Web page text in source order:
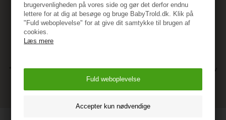
brugervenligheden på vores side og gør det derfor endnu
lettere for at dig at besøge og bruge BabyTrold.dk. Klik på
"Fuld weboplevelse" for at give dit samtykke til brugen af
cookies.
Læs mere
* Ved at tilmelde dig accepterer du vores persondatapolitik vedr. nyhedsbrev
** Du kan altid afmelde dig vores nyhedsbrev, hvis du ikke ønsker at
modtage dem længere.